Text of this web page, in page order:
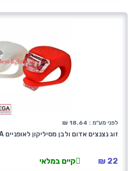
לפני מע"מ : 18.64 ₪
זוג נצנצים אדום ולבן מסיליקון לאופניים OMEGA
22 ₪ קיים במלאי